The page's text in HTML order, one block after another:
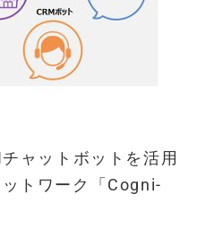
ャットボットを活用
トワーク「Cogni-